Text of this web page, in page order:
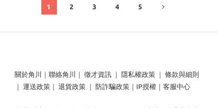
1 2 3 4 5
關於角川 ｜ 聯絡角川 ｜ 徵才資訊 ｜ 隱私權政策 ｜ 條款與細則
｜ 運送政策 ｜ 退貨政策 ｜ 防詐騙政策 ｜ IP授權 ｜ 客服中心